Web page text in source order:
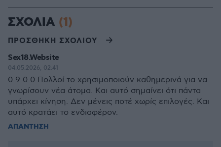
ΣΧΟΛΙΑ (1)
ΠΡΟΣΘΗΚΗ ΣΧΟΛΙΟΥ
Sex18.Website
04.05.2026, 02:41
0 9 0 0 Πολλοί το χρησιμοποιούν καθημερινά για να
γνωρίσουν νέα άτομα. Και αυτό σημαίνει ότι πάντα
υπάρχει κίνηση. Δεν μένεις ποτέ χωρίς επιλογές. Και
αυτό κρατάει το ενδιαφέρον.
ΑΠΑΝΤΗΣΗ